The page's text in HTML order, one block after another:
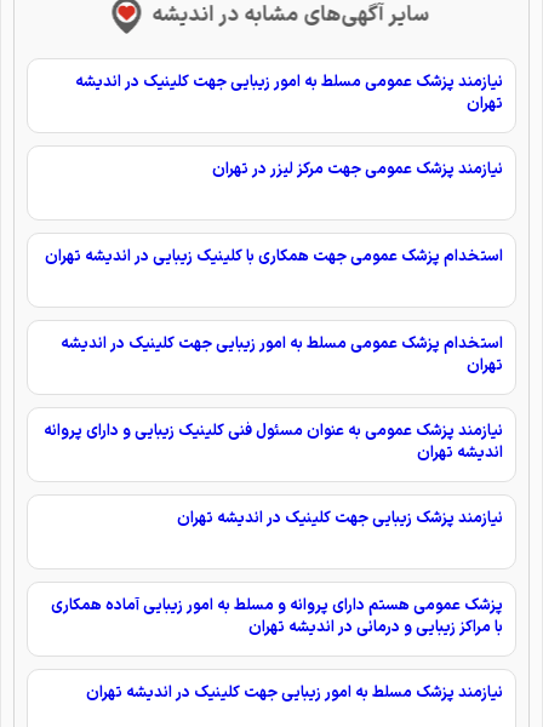
سایر آگهی‌های مشابه در اندیشه
نیازمند پزشک عمومی مسلط به امور زیبایی جهت کلینیک در اندیشه
تهران
نیازمند پزشک عمومی جهت مرکز لیزر در تهران
استخدام پزشک عمومی جهت همکاری با کلینیک زیبایی در اندیشه تهران
استخدام پزشک عمومی مسلط به امور زیبایی جهت کلینیک در اندیشه
تهران
نیازمند پزشک عمومی به عنوان مسئول فنی کلینیک زیبایی و دارای پروانه
اندیشه تهران
نیازمند پزشک زیبایی جهت کلینیک در اندیشه تهران
پزشک عمومی هستم دارای پروانه و مسلط به امور زیبایی آماده همکاری
با مراکز زیبایی و درمانی در اندیشه تهران
نیازمند پزشک مسلط به امور زیبایی جهت کلینیک در اندیشه تهران